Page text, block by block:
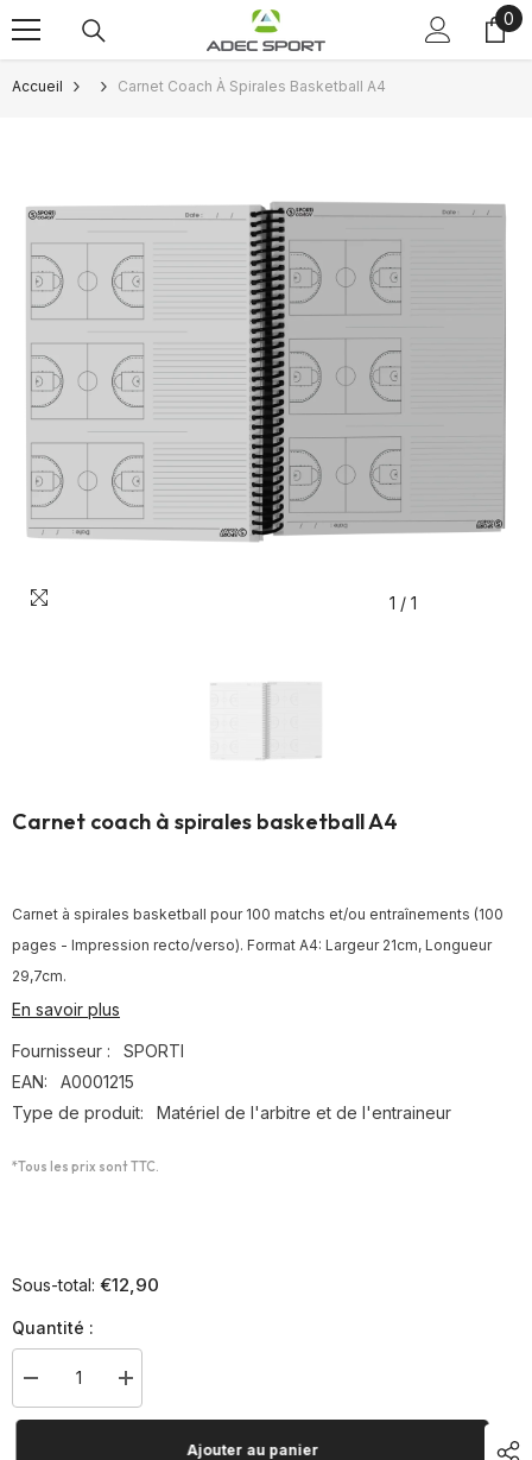
Passer au contenu 0
0
Accueil Carnet Coach À Spirales Basketball A4
1 / 1
Carnet coach à spirales basketball A4
Carnet à spirales basketball pour 100 matchs et/ou entraînements (100
pages - Impression recto/verso). Format A4: Largeur 21cm, Longueur
29,7cm.
En savoir plus
Fournisseur :
SPORTI
EAN:
A0001215
Type de produit:
Matériel de l'arbitre et de l'entraineur
*Tous les prix sont TTC.
Sous-total: €12,90
Quantité :
Diminuer
la
quantité
Augmenter
la
quantité
Ajouter au panier